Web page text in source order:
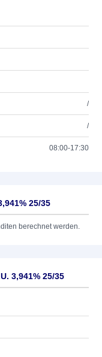
/
/
08:00-17:30
25/35
berechnet werden.
3,941% 25/35